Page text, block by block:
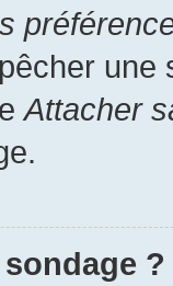
une
Attacher
?